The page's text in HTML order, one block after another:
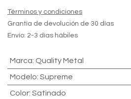
Términos y condiciones
Grantía de devolución de 30 días
Envío: 2-3 días hábiles
Marca: Quality Metal
Modelo: Supreme
Color: Satinado